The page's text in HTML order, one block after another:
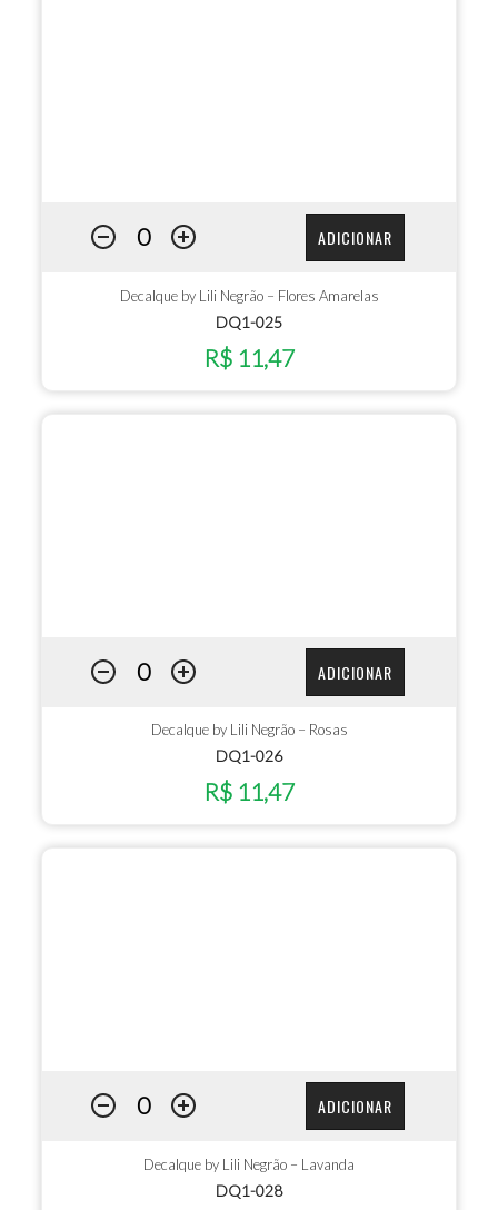
ADICIONAR
Decalque by Lili Negrão – Flores Amarelas
DQ1-025
R$ 11,47
ADICIONAR
Decalque by Lili Negrão – Rosas
DQ1-026
R$ 11,47
ADICIONAR
Decalque by Lili Negrão – Lavanda
DQ1-028